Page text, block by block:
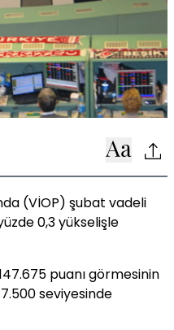
(VİOP) şubat vadeli
0,3 yükselişle
puanı görmesinin
seviyesinde